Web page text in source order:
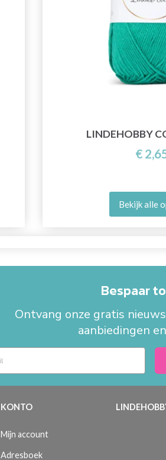
LINDEHOBBY
€
Bekijk alle
Bespaar
Ontvang onze gratis
aanbiedingen
KONTO
Mijn account
Adresboek